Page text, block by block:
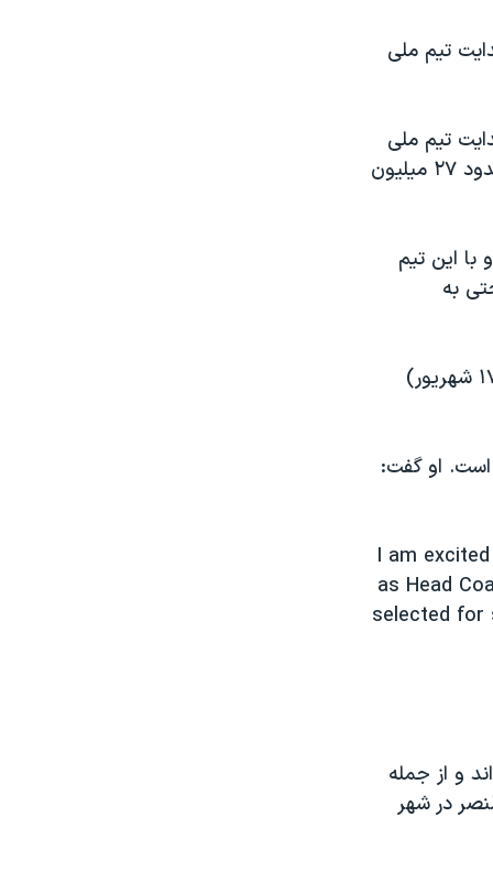
تیم ملی
تیم ملی
عربستان را برعهده گرفته است. گفته شده قراردادسالانه او ۲۵ میلیون یورو (حدود ۲۷ میلیون
با این تیم
حتی به
در نخستین دیدار، مانچینی عربستان را مقابل کاستاریکا در ۸ سپتامبر (جمعه ۱۷ شهریور)
است. او گفت:
I am
as Head
selected for
و از جمله
النصر در شهر